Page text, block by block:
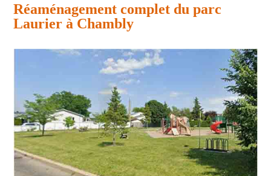
ENVIRONNEMENT
ÉCONOMIE
Réaménagement complet du parc
Laurier à Chambly